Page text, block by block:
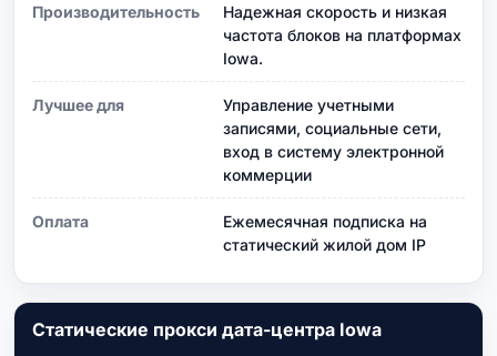
Производительность
Надежная скорость и низкая
частота блоков на платформах
Iowa.
Лучшее для
Управление учетными
записями, социальные сети,
вход в систему электронной
коммерции
Оплата
Ежемесячная подписка на
статический жилой дом IP
Статические прокси дата-центра Iowa